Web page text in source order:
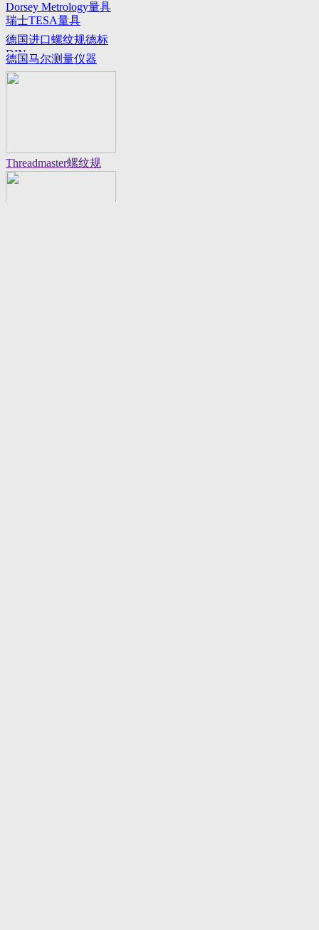
Dorsey Metrology量具
系列
瑞士TESA量具
德国进口螺纹规德标
DIN
德国马尔测量仪器
Threadmaster螺纹规